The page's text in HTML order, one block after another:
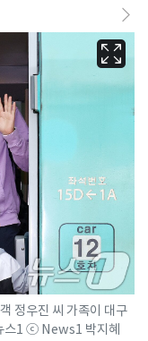
정우진 씨 가족이 대구
스1 ⓒ News1 박지혜